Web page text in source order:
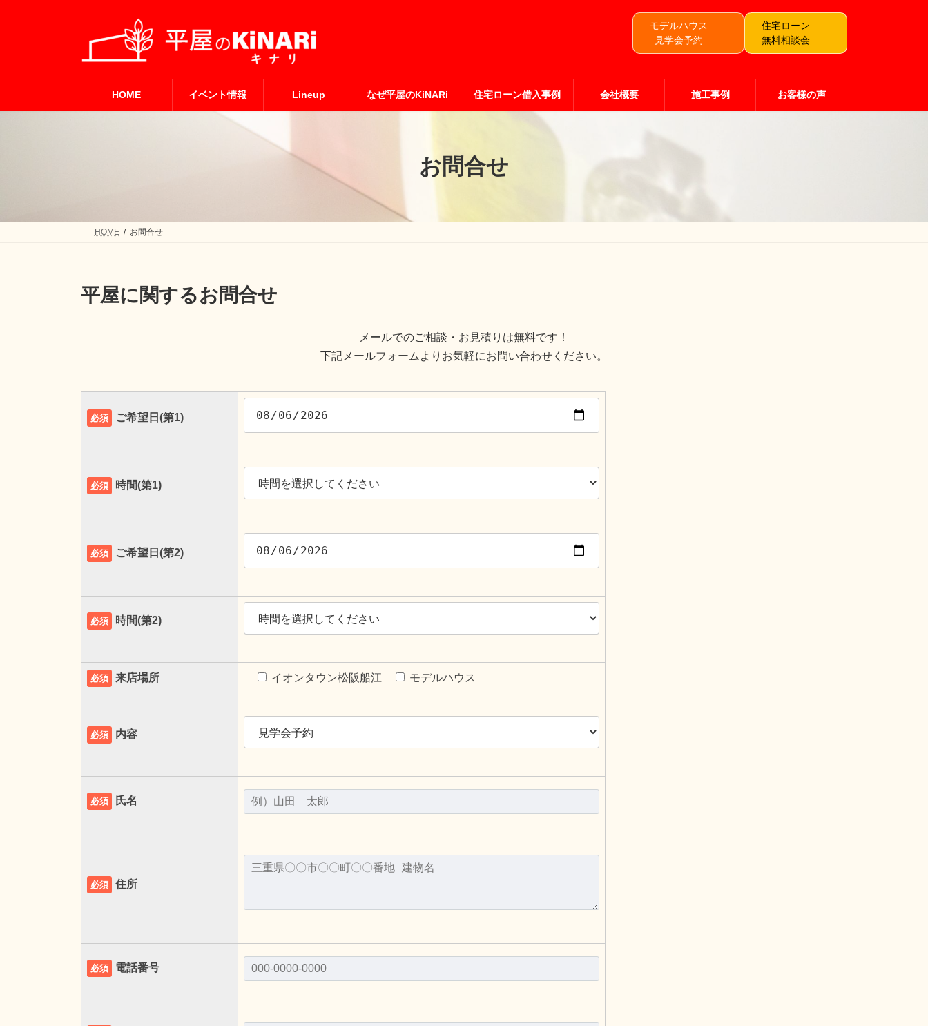
モデルハウス
見学会予約
住宅ローン
無料相談会
HOME イベント情報 Lineup なぜ平屋のKiNARi 住宅ローン借入事例 会社概要 施工事例 お客様の声
お問合せ
HOME お問合せ
平屋に関するお問合せ
メールでのご相談・お見積りは無料です！
下記メールフォームよりお気軽にお問い合わせください。
必須 ご希望日(第1)
必須 時間(第1)
必須 ご希望日(第2)
必須 時間(第2)
必須 来店場所 イオンタウン松阪船江 モデルハウス
必須 内容
必須 氏名
必須 住所
必須 電話番号